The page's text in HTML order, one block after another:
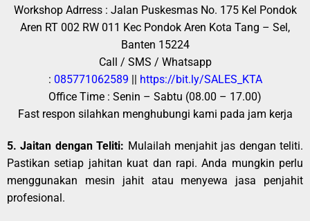
Workshop Adrress : Jalan Puskesmas No. 175 Kel Pondok
Aren RT 002 RW 011 Kec Pondok Aren Kota Tang – Sel,
Banten 15224
Call / SMS / Whatsapp
: 085771062589 || https://bit.ly/SALES_KTA
Office Time : Senin – Sabtu (08.00 – 17.00)
Fast respon silahkan menghubungi kami pada jam kerja
5. Jaitan dengan Teliti: Mulailah menjahit jas dengan teliti.
Pastikan setiap jahitan kuat dan rapi. Anda mungkin perlu
menggunakan mesin jahit atau menyewa jasa penjahit
profesional.